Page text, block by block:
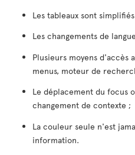
Les tableaux sont
Les changements de
Plusieurs moyens d'accès
menus, moteur de
Le déplacement du focus
changement de contexte ;
La couleur seule n'est
information.